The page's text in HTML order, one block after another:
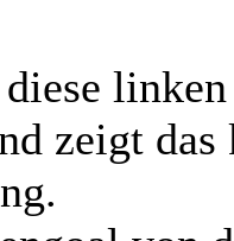
zeigt das